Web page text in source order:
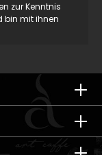
zur Kenntnis
bin mit ihnen